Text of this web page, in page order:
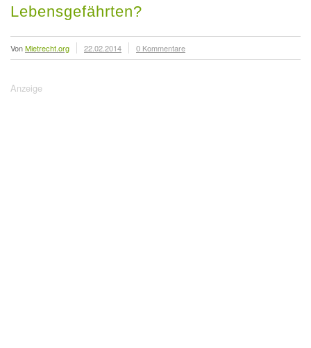
Lebensgefährten?
VonMietrecht.org 22.02.2014 0 Kommentare